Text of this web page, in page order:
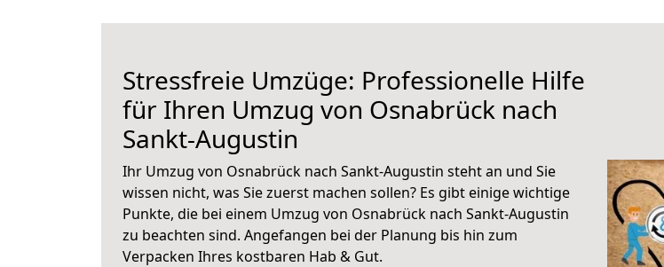
Stressfreie Umzüge: Professionelle Hilfe
für Ihren Umzug von Osnabrück nach
Sankt-Augustin
Ihr Umzug von Osnabrück nach Sankt-Augustin steht an und Sie
wissen nicht, was Sie zuerst machen sollen? Es gibt einige wichtige
Punkte, die bei einem Umzug von Osnabrück nach Sankt-Augustin
zu beachten sind. Angefangen bei der Planung bis hin zum
Verpacken Ihres kostbaren Hab & Gut.